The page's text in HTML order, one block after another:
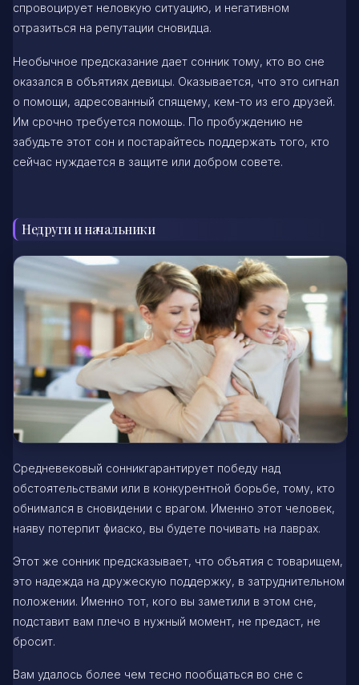
спровоцирует неловкую ситуацию, и негативном
отразиться на репутации сновидца.
Необычное предсказание дает сонник тому, кто во сне
оказался в объятиях девицы. Оказывается, что это сигнал
о помощи, адресованный спящему, кем-то из его друзей.
Им срочно требуется помощь. По пробуждению не
забудьте этот сон и постарайтесь поддержать того, кто
сейчас нуждается в защите или добром совете.
Недруги и начальники
Средневековый сонникгарантирует победу над
обстоятельствами или в конкурентной борьбе, тому, кто
обнимался в сновидении с врагом. Именно этот человек,
наяву потерпит фиаско, вы будете почивать на лаврах.
Этот же сонник предсказывает, что объятия с товарищем,
это надежда на дружескую поддержку, в затруднительном
положении. Именно тот, кого вы заметили в этом сне,
подставит вам плечо в нужный момент, не предаст, не
бросит.
Вам удалось более чем тесно пообщаться во сне с